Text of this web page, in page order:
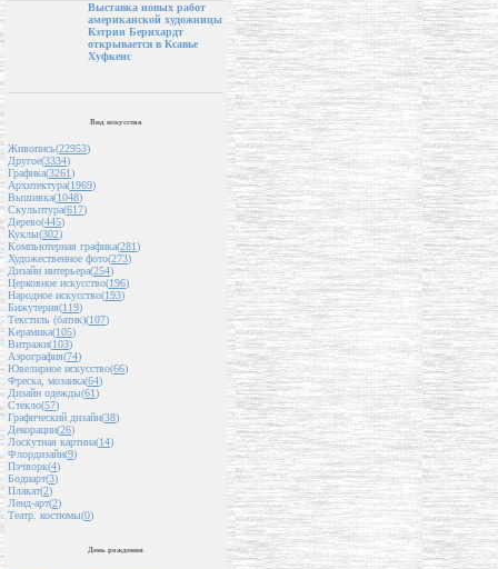
Выставка новых работ
американской художницы
Кэтрин Бернхардт
открывается в Ксавье
Хуфкенс
Вид искусства
Живопись(22953)
Другое(3334)
Графика(3261)
Архитектура(1969)
Вышивка(1048)
Скульптура(617)
Дерево(445)
Куклы(302)
Компьютерная графика(281)
Художественное фото(273)
Дизайн интерьера(254)
Церковное искусство(196)
Народное искусство(193)
Бижутерия(119)
Текстиль (батик)(107)
Керамика(105)
Витражи(103)
Аэрография(74)
Ювелирное искусство(66)
Фреска, мозаика(64)
Дизайн одежды(61)
Стекло(57)
Графический дизайн(38)
Декорации(26)
Лоскутная картина(14)
Флордизайн(9)
Пэчворк(4)
Бодиарт(3)
Плакат(2)
Ленд-арт(2)
Театр. костюмы(0)
День рождения